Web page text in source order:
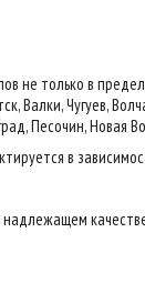
только в
Валки, Чугуев,
Песочин, Новая
в